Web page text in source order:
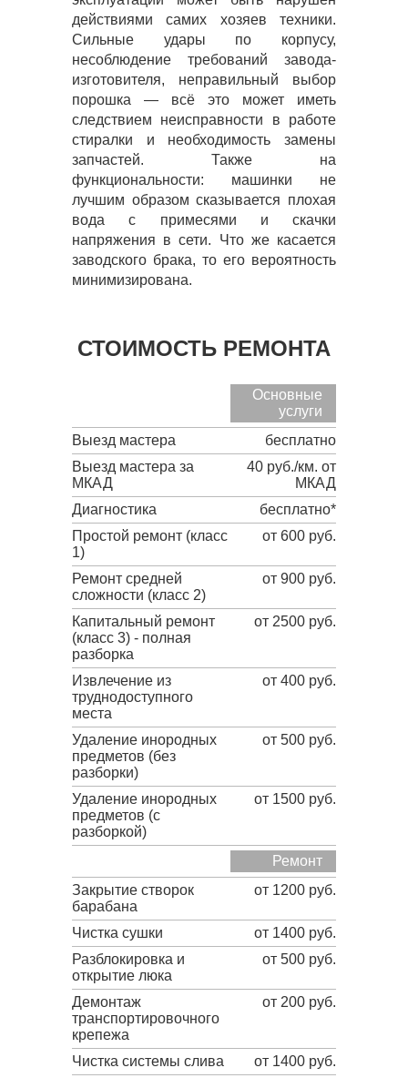
действиями самих хозяев техники.
Сильные удары по корпусу,
несоблюдение требований завода-
изготовителя, неправильный выбор
порошка — всё это может иметь
следствием неисправности в работе
стиралки и необходимость замены
запчастей. Также на
функциональности: машинки не
лучшим образом сказывается плохая
вода с примесями и скачки
напряжения в сети. Что же касается
заводского брака, то его вероятность
минимизирована.
СТОИМОСТЬ РЕМОНТА
Основные
услуги
Выезд мастера
бесплатно
Выезд мастера за
МКАД
40 руб./км. от
МКАД
Диагностика
бесплатно*
Простой ремонт (класс
1)
от 600 руб.
Ремонт средней
сложности (класс 2)
от 900 руб.
Капитальный ремонт
(класс 3) - полная
разборка
от 2500 руб.
Извлечение из
труднодоступного
места
от 400 руб.
Удаление инородных
предметов (без
разборки)
от 500 руб.
Удаление инородных
предметов (с
разборкой)
от 1500 руб.
Ремонт
Закрытие створок
барабана
от 1200 руб.
Чистка сушки
от 1400 руб.
Разблокировка и
открытие люка
от 500 руб.
Демонтаж
транспортировочного
крепежа
от 200 руб.
Чистка системы слива
от 1400 руб.